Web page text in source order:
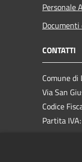
Personale
Documenti
CONTATTI
Comune di
Via San
Codice
Partita